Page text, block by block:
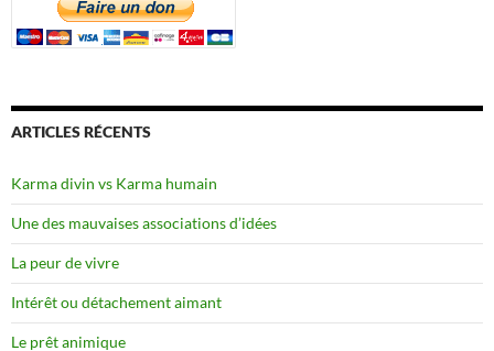
ARTICLES RÉCENTS
Karma divin vs Karma humain
Une des mauvaises associations d’idées
La peur de vivre
Intérêt ou détachement aimant
Le prêt animique